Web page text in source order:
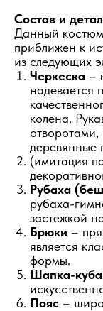
Состав и
Данный костюм
приближен к
из следующих
Черкеска –
надевается
колена.
деревянные
(имитация
Рубаха
рубаха-
застежкой
Брюки –
является
формы.
Шапка-
Пояс –